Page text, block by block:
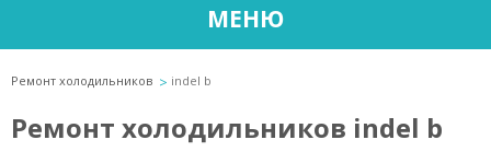
МЕНЮ
Ремонт холодильников indel b
Ремонт холодильников indel b